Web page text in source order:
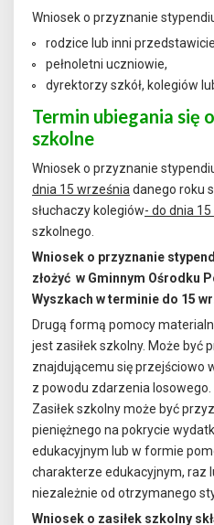
Wniosek o przyznanie
rodzice lub inni
pełnoletni uczniowie,
dyrektorzy szkół, kolegiów
Termin ubiegania się
szkolne
Wniosek o przyznanie
dnia 15 września danego roku
słuchaczy kolegiów- do dnia
szkolnego.
Wniosek o przyznanie
złożyć w Gminnym Ośrodku
Wyszkach w terminie do 15
Drugą formą pomocy
jest zasiłek szkolny. Może być
znajdującemu się przejściowo
z powodu zdarzenia losowego.
Zasiłek szkolny może być
pieniężnego na pokrycie
edukacyjnym lub w formie
charakterze edukacyjnym, raz
niezależnie od otrzymanego
Wniosek o zasiłek szkolny